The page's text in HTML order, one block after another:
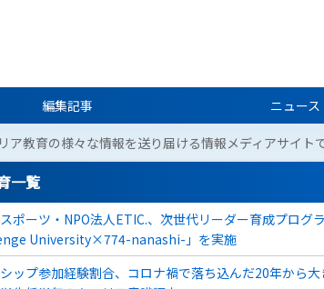
編集記事 ニュース
ア教育の様々な情報を送り届ける情報メディアサイト
一覧
ポーツ・NPO法人ETIC.、次世代リーダー育成プログ
University×774-nanashi-」を実施
ップ参加経験割合、コロナ禍で落ち込んだ20年から大